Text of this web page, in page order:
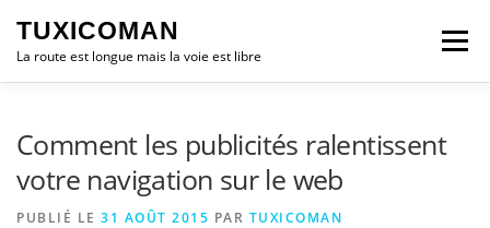
contenu
TUXICOMAN
La route est longue mais la voie est libre
Menu
Comment les publicités ralentissent
votre navigation sur le web
PUBLIÉ LE 31 AOÛT 2015 PAR TUXICOMAN